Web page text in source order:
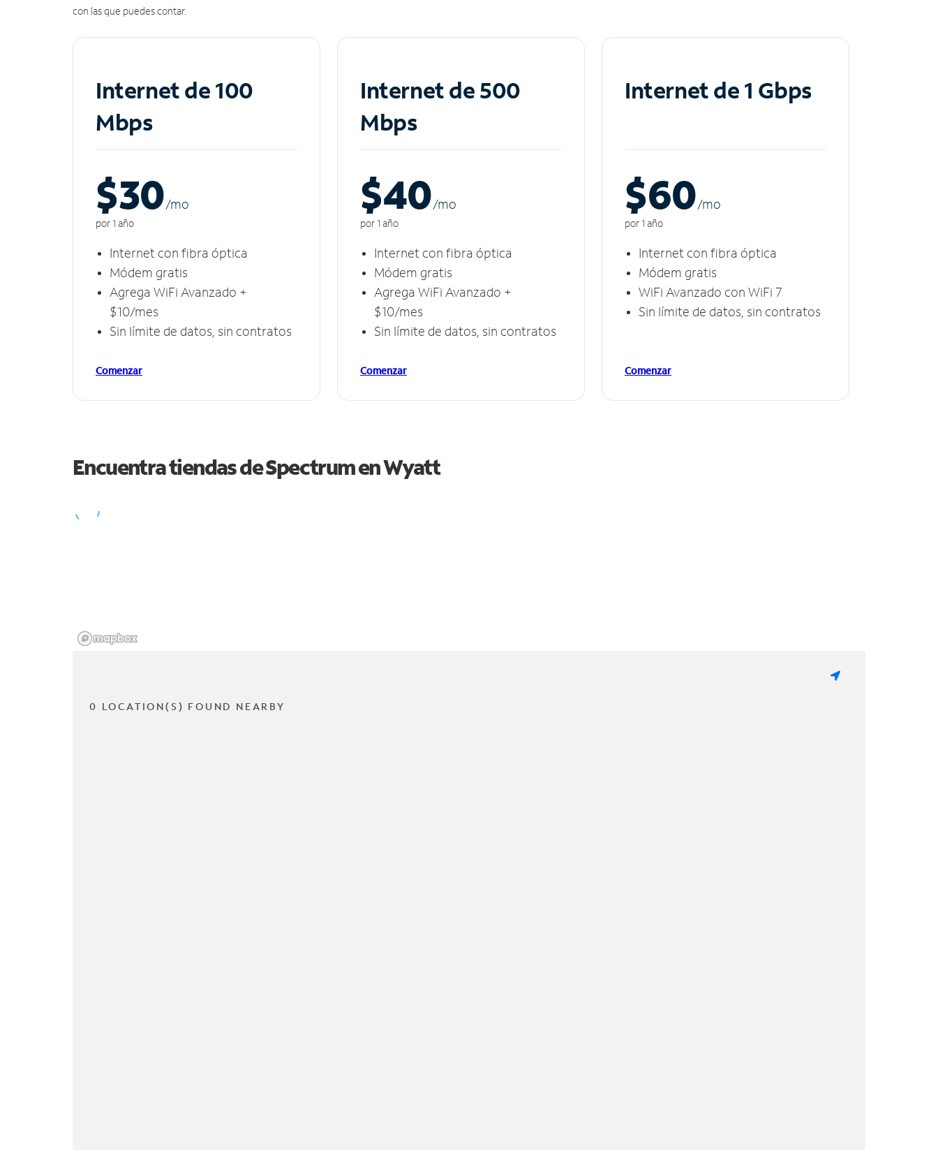
con las que puedes contar.
Internet de 100
Mbps
$30/mo
por 1 año
Internet con fibra óptica
Módem gratis
Agrega WiFi Avanzado +
$10/mes
Sin límite de datos, sin contratos
Comenzar
Internet de 500
Mbps
$40/mo
por 1 año
Internet con fibra óptica
Módem gratis
Agrega WiFi Avanzado +
$10/mes
Sin límite de datos, sin contratos
Comenzar
Internet de 1 Gbps
$60/mo
por 1 año
Internet con fibra óptica
Módem gratis
WiFi Avanzado con WiFi 7
Sin límite de datos, sin contratos
Comenzar
Encuentra tiendas de Spectrum enWyatt
0 LOCATION(S) FOUND NEARBY